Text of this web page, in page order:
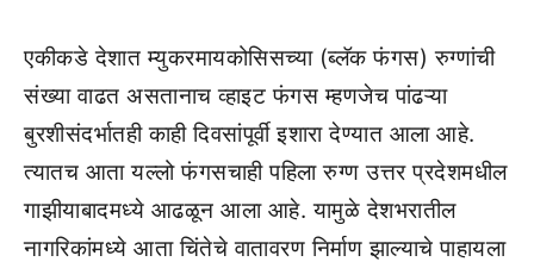
एकीकडे देशात म्युकरमायकोसिसच्या (ब्लॅक फंगस) रुग्णांची
संख्या वाढत असतानाच व्हाइट फंगस म्हणजेच पांढऱ्या
बुरशीसंदर्भातही काही दिवसांपूर्वी इशारा देण्यात आला आहे.
त्यातच आता यल्लो फंगसचाही पहिला रुग्ण उत्तर प्रदेशमधील
गाझीयाबादमध्ये आढळून आला आहे. यामुळे देशभरातील
नागरिकांमध्ये आता चिंतेचे वातावरण निर्माण झाल्याचे पाहायला